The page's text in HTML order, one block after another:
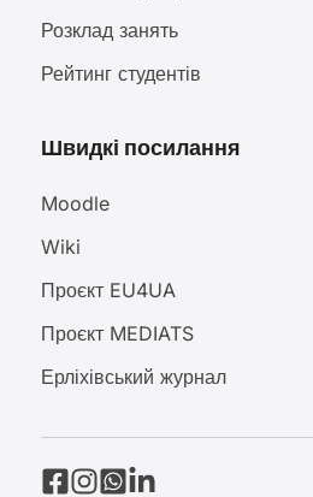
Розклад занять
Рейтинг студентів
Швидкі посилання
Moodle
Wiki
Проєкт EU4UA
Проєкт MEDIATS
Ерліхівський журнал